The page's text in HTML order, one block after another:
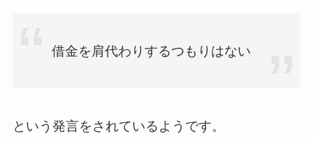
借金を肩代わりするつもりはない
という発言をされているようです。